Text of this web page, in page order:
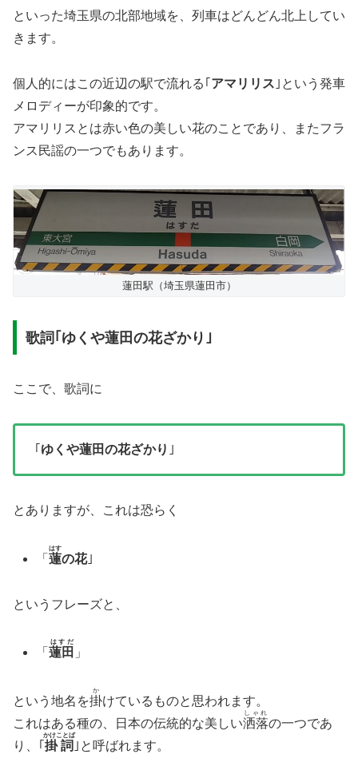
といった埼玉県の北部地域を、列車はどんどん北上してい
きます。
個人的にはこの近辺の駅で流れる｢ アマリリス ｣という発車
メロディーが印象的です。
アマリリスとは赤い色の美しい花のことであり、またフラ
ンス民謡の一つでもあります。
蓮田駅（埼玉県蓮田市）
歌詞｢ゆくや蓮田の花ざかり｣
ここで、歌詞に
｢ ゆくや蓮田の花ざかり ｣
とありますが、これは恐らく
「蓮
はす
の花｣
というフレーズと、
「蓮田
はすだ
」
という地名を掛
か
けているものと思われます。
これはある種の、日本の伝統的な美しい洒落
しゃれ
の一つであ
り、｢ 掛詞
かけことば
｣と呼ばれます。